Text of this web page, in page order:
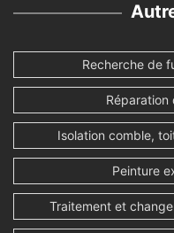
Recherche de
Réparation
Isolation comble,
Peinture
Traitement et